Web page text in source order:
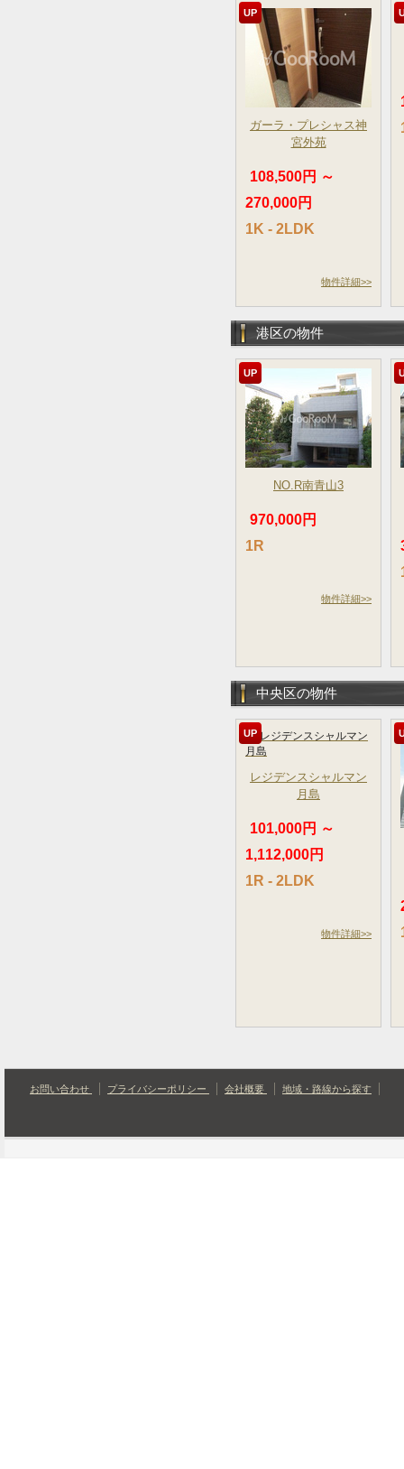
UP
ガーラ・プレシャス神
宮外苑
108,500円 ～
270,000円
1K - 2LDK
物件詳細>>
港区の物件
UP
NO.R南青山3
970,000円
1R
物件詳細>>
中央区の物件
UP
レジデンスシャルマン
月島
101,000円 ～
1,112,000円
1R - 2LDK
物件詳細>>
お問い合わせ プライバシーポリシー 会社概要 地域・路線から探す